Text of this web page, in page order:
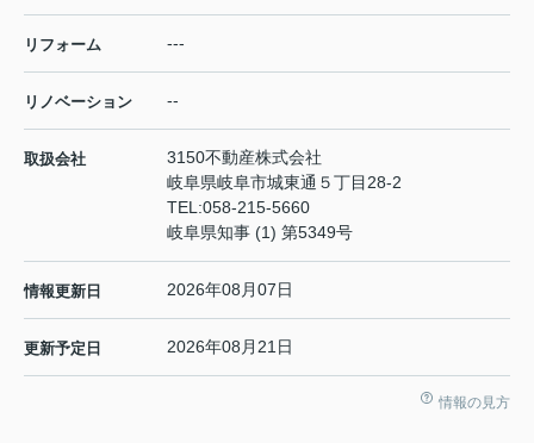
リフォーム ---
リノベーション --
取扱会社
3150不動産株式会社
岐阜県岐阜市城東通５丁目28-2
TEL:058-215-5660
岐阜県知事 (1) 第5349号
情報更新日 2026年08月07日
更新予定日 2026年08月21日
情報の見方